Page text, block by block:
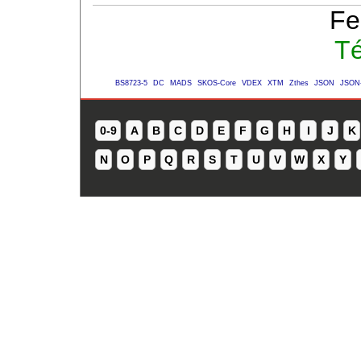
BS8723-5 DC MADS SKOS-Core VDEX XTM Zthes JSON
0-9 A B C D E F G H I J K
N O P Q R S T U V W X Y